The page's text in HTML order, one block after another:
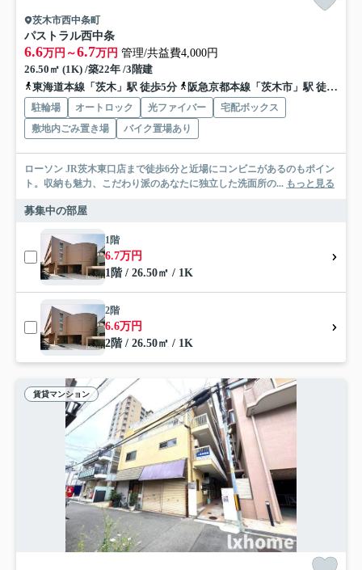
茨木市西中条町
パストラル西中条
6.6万円～6.7万円 管理/共益費4,000円
26.50㎡ (1K) /築22年 /3階建
東海道本線「茨木」駅 徒歩5分
阪急京都本線「茨木市」駅 徒歩19分
駐輪場 オートロック 光ファイバー
宅配ボックス
敷地内ごみ置き場
バイク置場あり
ローソン JR茨木東口店まで徒歩6分と近場にコンビニがあるのもポイン
ト。収納も魅力、こだわり派のあなたに独立した洗面所の... もっと見る
募集中の部屋
1階
6.7万円
1階 / 26.50㎡ / 1K
2階
6.6万円
2階 / 26.50㎡ / 1K
賃貸マンション